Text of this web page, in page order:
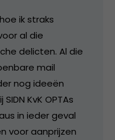
ik straks
al die
delicten. Al die
mail
nog ideeën
KvK OPTAs
in ieder geval
voor aanprijzen